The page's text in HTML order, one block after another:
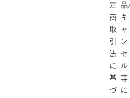
定
商
取
引
法
に
基
づ
キ
ャ
ン
セ
ル
等
に